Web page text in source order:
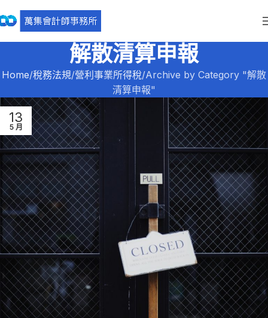
解散清算申報
Home 稅務法規 營利事業所得稅 Archive by Category "解散
清算申報"
13
5 月